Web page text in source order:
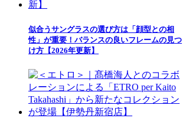
似合うサングラスの選び方は「顔型との相
性」が重要！バランスの良いフレームの見つ
け方【2026年更新】